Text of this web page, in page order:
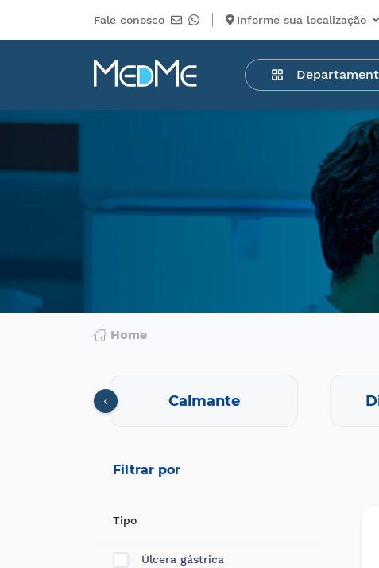
Fale conosco Informe sua localização
Departamentos
Medicamentos
Higiene
pessoal
Mercearia
Serviços
Home
Calmante
Filtrar por
Tipo
Úlcera gástrica